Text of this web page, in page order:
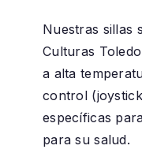
Nuestras sillas
Culturas Toledo
a alta
control
específicas
para su salud.